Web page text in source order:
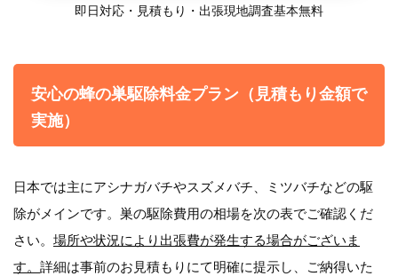
即日対応・見積もり・出張現地調査基本無料
安心の蜂の巣駆除料金プラン（見積もり金額で
実施）
日本では主にアシナガバチやスズメバチ、ミツバチなどの駆
除がメインです。巣の駆除費用の相場を次の表でご確認くだ
さい。 場所や状況により出張費が発生する場合がございま
す。 詳細は事前のお見積もりにて明確に提示し、ご納得いた